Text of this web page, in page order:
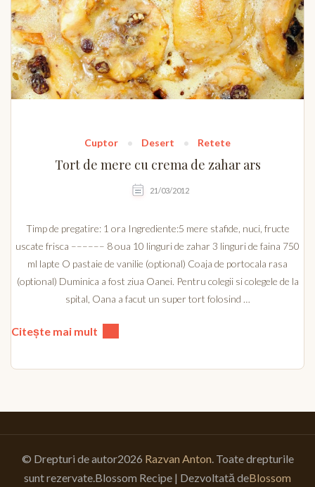
Cuptor Desert Retete
Tort de mere cu crema de zahar ars
21/03/2012
Timp de pregatire: 1 ora Ingrediente:5 mere stafide, nuci, fructe
uscate frisca –––––– 8 oua 10 linguri de zahar 3 linguri de faina 750
ml lapte O pastaie de vanilie (optional) Coaja de portocala rasa
(optional) Duminica a fost ziua Oanei. Pentru colegii si colegele de la
spital, Oana a facut un super tort folosind …
Citește mai mult
© Drepturi de autor2026 Razvan Anton. Toate drepturile
sunt rezervate.Blossom Recipe | Dezvoltată deBlossom